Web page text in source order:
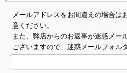
メールアドレスをお間違えの場合は
意ください。
また、弊店からのお返事が迷惑メー
ございますので、迷惑メールフォル